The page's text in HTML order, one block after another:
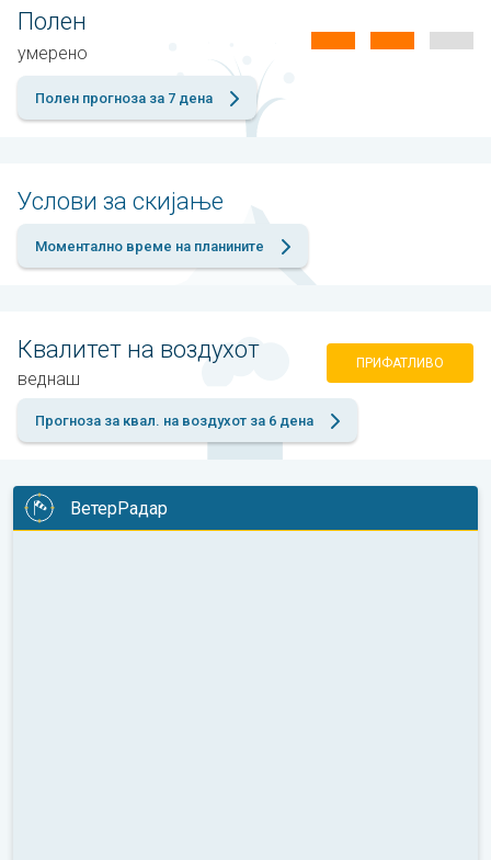
Полен
умерено
Полен прогноза за 7 дена
Услови за скијање
Моментално време на планините
Квалитет на воздухот
веднаш
ПРИФАТЛИВО
Прогноза за квал. на воздухот за 6 дена
ВетерРадар